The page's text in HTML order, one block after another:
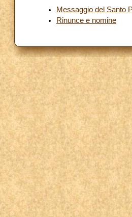
Messaggio del Santo
Rinunce e nomine